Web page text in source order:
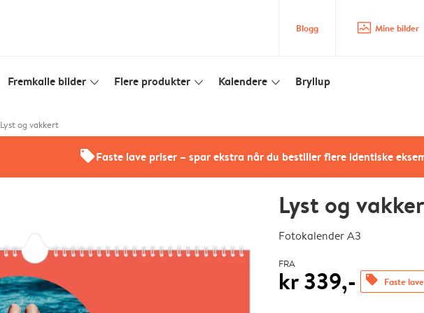
Blogg image_placeholder Mine bilder
Fremkalle bilder slim_arrow_down Flere produkter slim_arrow_down Kalendere slim_arrow_down Bryllup
Lyst og vakkert
offersFaste lave priser – spar ekstra når du bestiller flere identiske
Lyst og
Fotokalender A3
FRA
kr 339,- offers Faste